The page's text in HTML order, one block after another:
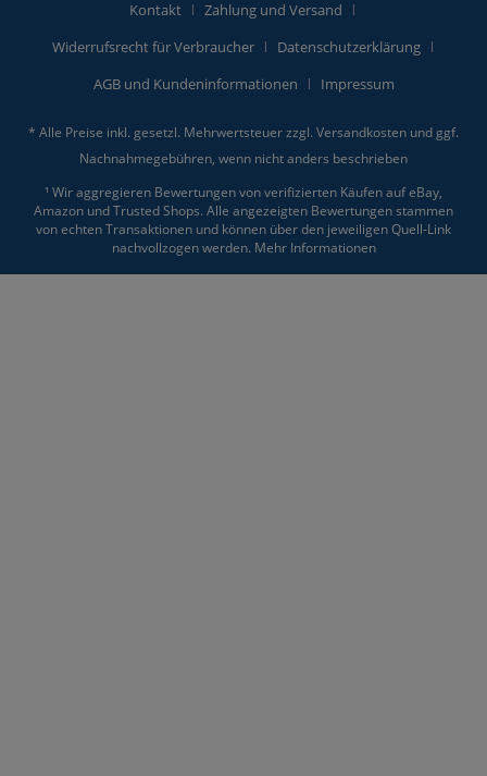
Kontakt
Zahlung und Versand
Widerrufsrecht für Verbraucher
Datenschutzerklärung
AGB und Kundeninformationen
Impressum
* Alle Preise inkl. gesetzl. Mehrwertsteuer zzgl. Versandkosten und ggf.
Nachnahmegebühren, wenn nicht anders beschrieben
¹ Wir aggregieren Bewertungen von verifizierten Käufen auf eBay,
Amazon und Trusted Shops. Alle angezeigten Bewertungen stammen
von echten Transaktionen und können über den jeweiligen Quell-Link
nachvollzogen werden. Mehr Informationen